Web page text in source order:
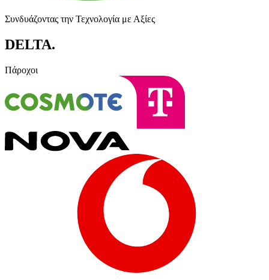
Συνδυάζοντας την Τεχνολογία με Αξίες
DELTA.
Πάροχοι